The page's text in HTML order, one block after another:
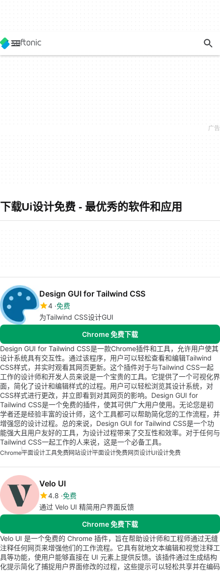
下载Ui设计免费 - 最优秀的软件和应用
Design GUI for Tailwind CSS
4 免费
为Tailwind CSS设计GUI
Chrome 免费下载
Design GUI for Tailwind CSS是一款Chrome插件和工具，允许用户使其
设计系统具有交互性。通过该程序，用户可以轻松查看和编辑Tailwind
CSS样式，并实时观看其网页更新。这个插件对于与Tailwind CSS一起
工作的设计师和开发人员来说是一个宝贵的工具。它提供了一个可视化界
面，简化了设计和编辑样式的过程。用户可以轻松浏览其设计系统，对
CSS样式进行更改，并立即看到对其网页的影响。Design GUI for
Tailwind CSS是一个免费的插件，使其可供广大用户使用。无论您是初
学者还是经验丰富的设计师，这个工具都可以帮助简化您的工作流程，并
增强您的设计过程。总的来说，Design GUI for Tailwind CSS是一个功
能强大且用户友好的工具，为设计过程带来了交互性和效率。对于任何与
Tailwind CSS一起工作的人来说，这是一个必备工具。
Chrome平面设计工具免费网站设计平面设计免费网页设计UI设计免费
Velo UI
4.8 免费
通过 Velo UI 精简用户界面反馈
Chrome 免费下载
Velo UI 是一个免费的 Chrome 插件，旨在帮助设计师和工程师通过无缝
注释任何网页来增强他们的工作流程。它具有就地文本编辑和视觉注释工
具等功能，使用户能够直接在 UI 元素上提供反馈。该插件通过生成结构
化提示简化了捕捉用户界面修改的过程，这些提示可以轻松共享并在编码